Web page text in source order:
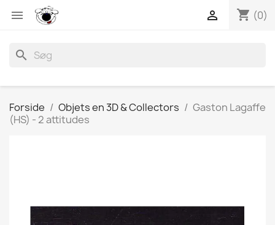
 shopping_cart (0)

search
Forside Objets en 3D & Collectors
Gaston Lagaffe
(HS) - 2 attitudes